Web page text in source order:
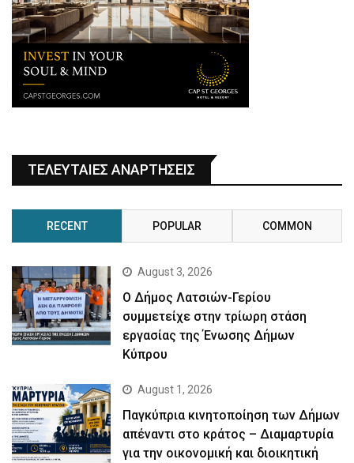
ΤΕΛΕΥΤΑΙΕΣ ΑΝΑΡΤΗΣΕΙΣ
RECENT POPULAR COMMON
August 3, 2026
Ο Δήμος Λατσιών-Γερίου
συμμετείχε στην τρίωρη στάση
εργασίας της Ένωσης Δήμων
Κύπρου
August 1, 2026
Παγκύπρια κινητοποίηση των Δήμων
απέναντι στο κράτος – Διαμαρτυρία
για την οικονομική και διοικητική